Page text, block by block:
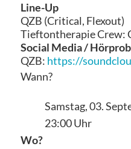
Line-Up
QZB (Critical, Flexout)
Tieftontherapie Crew:
Social Media /
QZB: https://
Wann?
Samstag, 03.
23:00 Uhr
Wo?